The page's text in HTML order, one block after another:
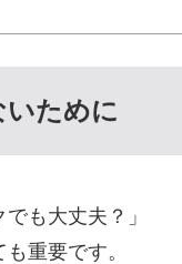
ために
も大丈夫？」
重要です。